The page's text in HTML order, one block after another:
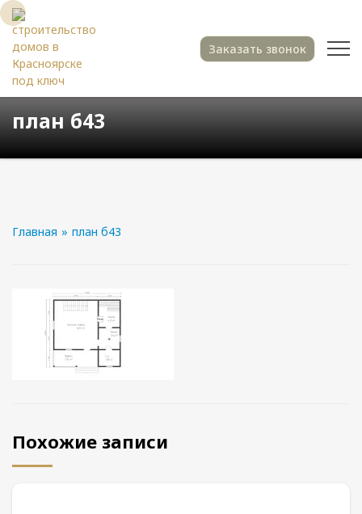
Заказать звонок
план б43
Главная » план б43
Похожие записи